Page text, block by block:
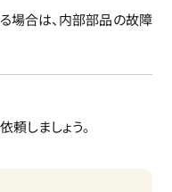
場合は、内部部品の故障
しましょう。